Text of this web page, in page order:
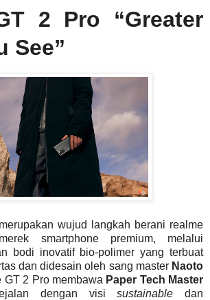
2 Pro “Greater
See”
wujud langkah berani realme
smartphone premium, melalui
bodi inovatif bio-polimer yang terbuat
dan didesain oleh sang master Naoto
GT 2 Pro membawa Paper Tech Master
dengan visisustainabledan